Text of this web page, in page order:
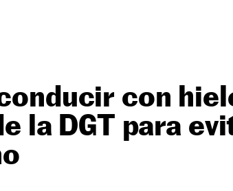
con
la DGT para